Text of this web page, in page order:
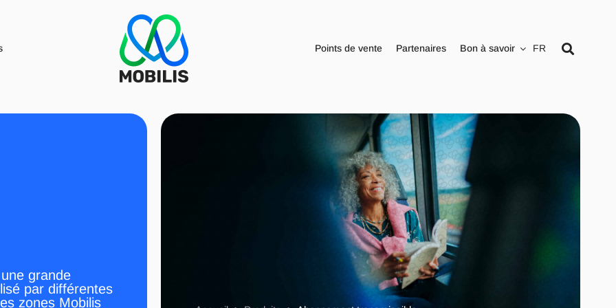
Points de vente Partenaires Bon à savoir FR
grande
par différentes
zones Mobilis